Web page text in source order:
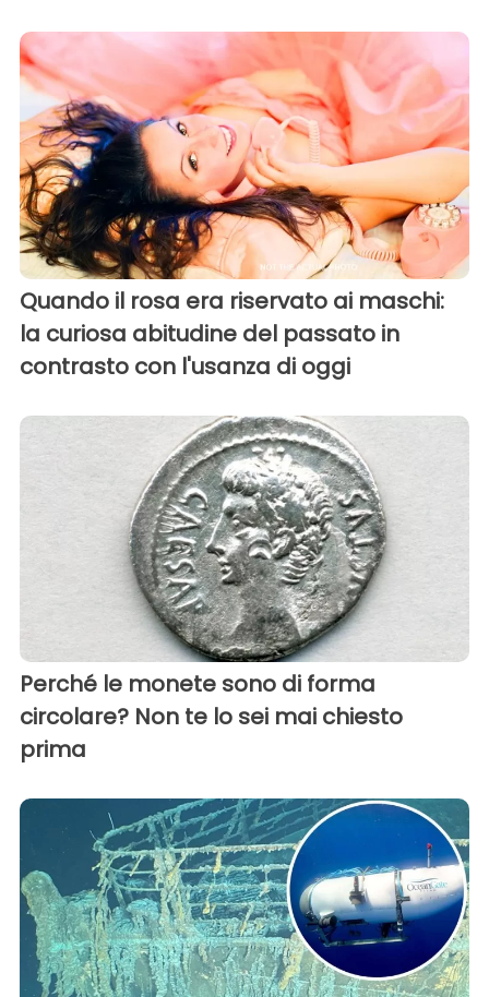
Quando il rosa era riservato ai maschi:
la curiosa abitudine del passato in
contrasto con l'usanza di oggi
Perché le monete sono di forma
circolare? Non te lo sei mai chiesto
prima